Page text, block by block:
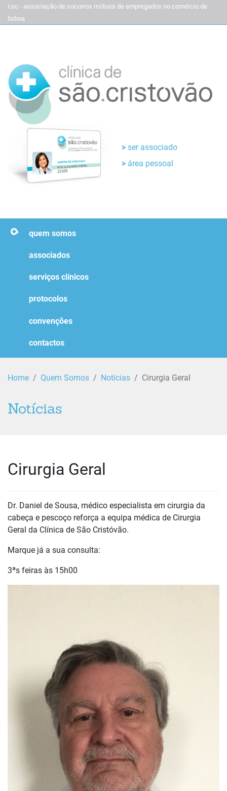
csc - associação de socorros mútuos de empregados no comércio de
lisboa
ser associado
área pessoal
homepage
quem somos
associados
serviços clínicos
protocolos
convenções
contactos
Home Quem Somos Notícias Cirurgia Geral
Notícias
Cirurgia Geral
Dr. Daniel de Sousa, médico especialista em cirurgia da
cabeça e pescoço reforça a equipa médica de Cirurgia
Geral da Clínica de São Cristóvão.
Marque já a sua consulta:
3ªs feiras às 15h00